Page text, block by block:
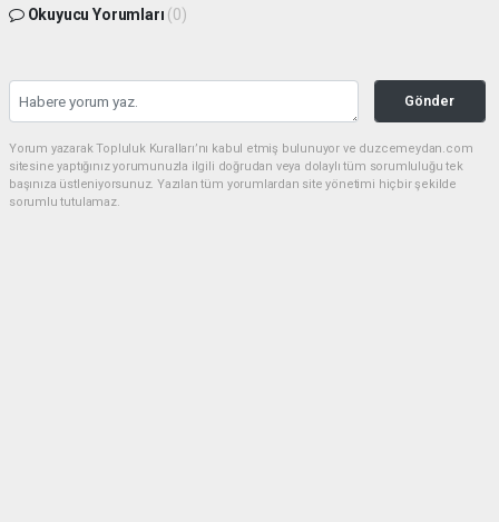
Okuyucu Yorumları (0)
Gönder
Yorum yazarak Topluluk Kuralları’nı kabul etmiş bulunuyor ve duzcemeydan.com
sitesine yaptığınız yorumunuzla ilgili doğrudan veya dolaylı tüm sorumluluğu tek
başınıza üstleniyorsunuz. Yazılan tüm yorumlardan site yönetimi hiçbir şekilde
sorumlu tutulamaz.